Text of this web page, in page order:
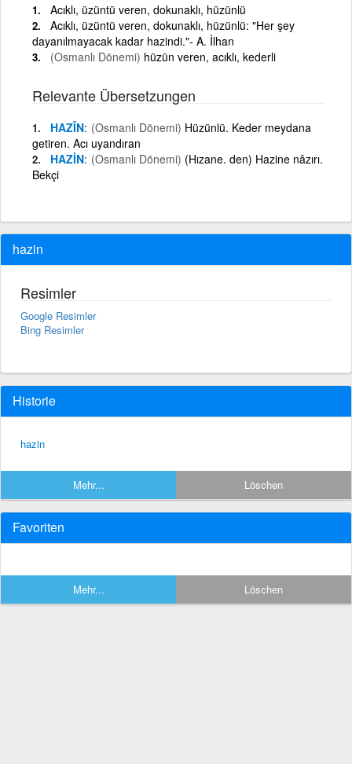
Acıklı, üzüntü veren, dokunaklı, hüzünlü
Acıklı, üzüntü veren, dokunaklı, hüzünlü: "Her şey
dayanılmayacak kadar hazindi."- A. İlhan
(Osmanlı Dönemi) hüzün veren, acıklı, kederli
Relevante Übersetzungen
HAZÎN (Osmanlı Dönemi) Hüzünlü. Keder meydana
getiren. Acı uyandıran
HAZİN (Osmanlı Dönemi) (Hızane. den) Hazine nâzırı.
Bekçi
hazin
Resimler
Google Resimler
Bing Resimler
Historie
hazin
Mehr... Löschen
Favoriten
Mehr... Löschen